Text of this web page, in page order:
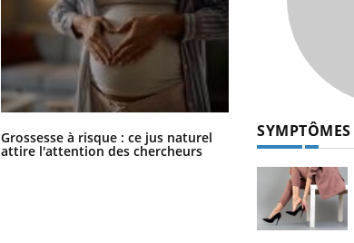
Grossesse à risque : ce jus naturel
attire l'attention des chercheurs
Comment
vacances ?
SYMPTÔMES